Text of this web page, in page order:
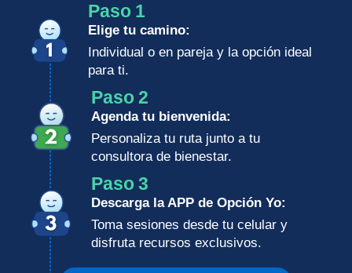
Paso 1
Elige tu camino:
Individual o en pareja y la opción ideal
para ti.
Paso 2
Agenda tu bienvenida:
Personaliza tu ruta junto a tu
consultora de bienestar.
Paso 3
Descarga la APP de Opción Yo:
Toma sesiones desde tu celular y
disfruta recursos exclusivos.